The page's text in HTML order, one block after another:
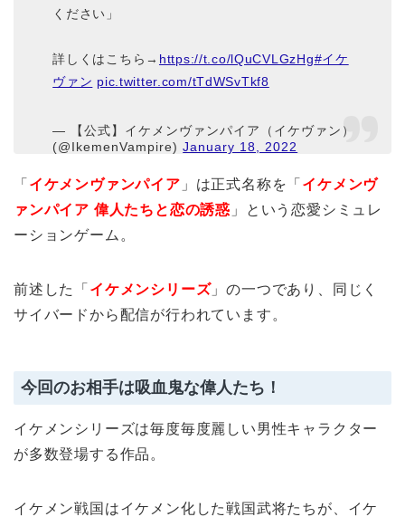
ください」
詳しくはこちら→ https://t.co/lQuCVLGzHg#イケ
ヴァン pic.twitter.com/tTdWSvTkf8
— 【公式】イケメンヴァンパイア（イケヴァン）
(@IkemenVampire)January 18, 2022
「 イケメンヴァンパイア 」は正式名称を「 イケメンヴ
ァンパイア 偉人たちと恋の誘惑 」という恋愛シミュレ
ーションゲーム。
前述した「 イケメンシリーズ」の一つであり、同じく
サイバードから配信が行われています。
今回のお相手は吸血鬼な偉人たち！
イケメンシリーズは毎度毎度麗しい男性キャラクター
が多数登場する作品。
イケメン戦国はイケメン化した戦国武将たちが、イケ